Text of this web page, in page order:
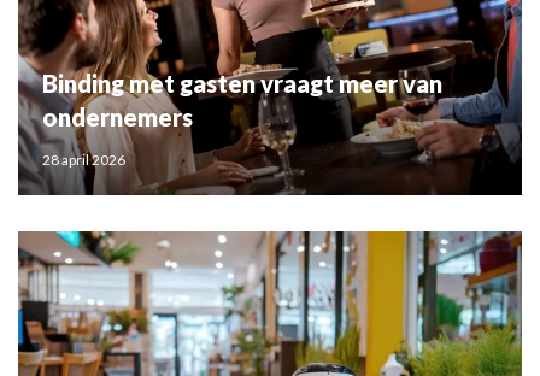
Binding met gasten vraagt meer van
ondernemers
28 april 2026